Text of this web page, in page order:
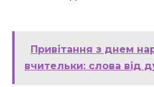
Привітання з днем
вчительки: слова від